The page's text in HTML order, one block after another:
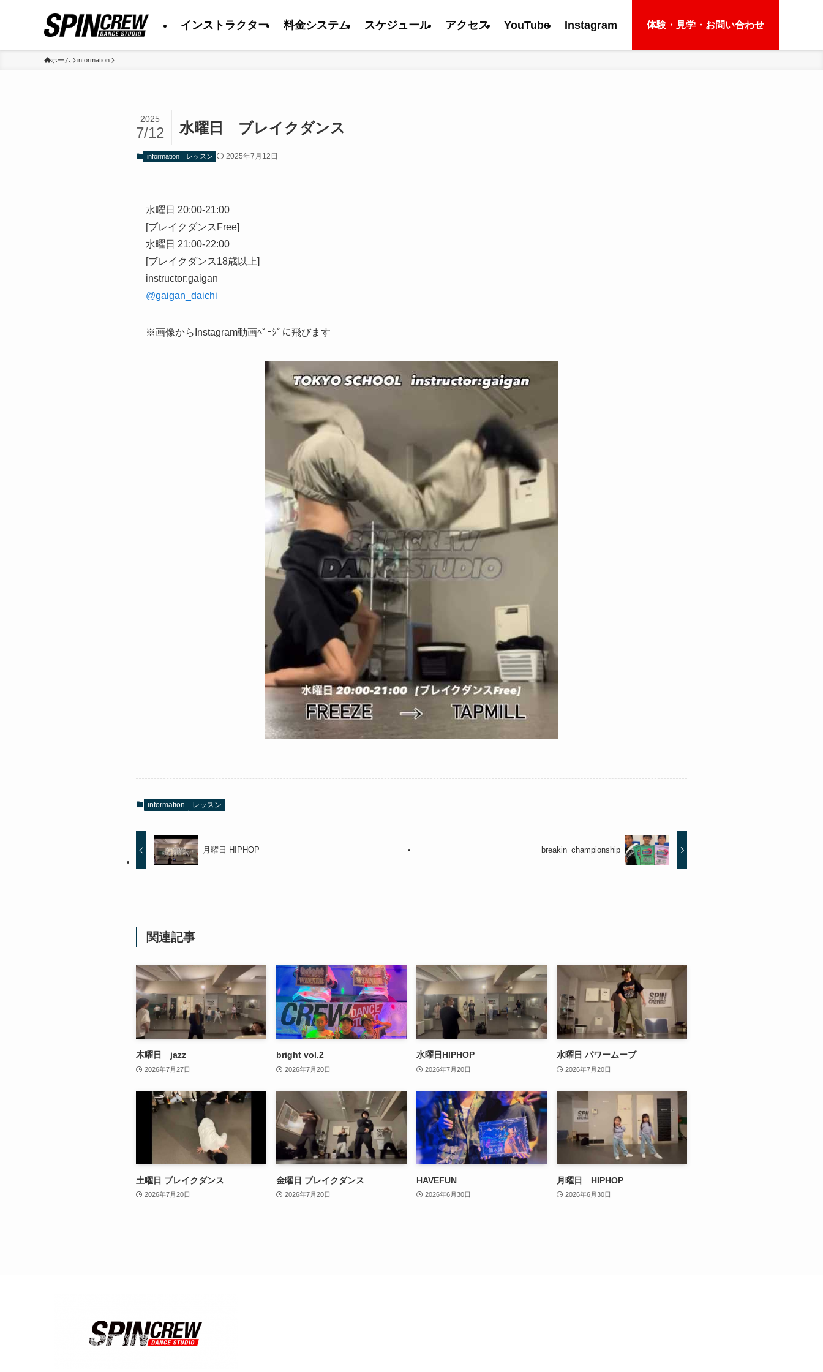
インストラクター 料金システム スケジュール アクセス YouTube Instagram 体験・見学・お問い合わせ
ホーム information
水曜日 ブレイクダンス
2025
7/12
information レッスン 2025年7月12日
水曜日 20:00-21:00
[ブレイクダンスFree]
水曜日 21:00-22:00
[ブレイクダンス18歳以上]
instructor:gaigan
@gaigan_daichi
※画像からInstagram動画ﾍﾟｰｼﾞに飛びます
information レッスン
月曜日 HIPHOP breakin_championship
関連記事
木曜日 jazz
2026年7月27日
bright vol.2
2026年7月20日
水曜日HIPHOP
2026年7月20日
水曜日 パワームーブ
2026年7月20日
土曜日 ブレイクダンス
2026年7月20日
金曜日 ブレイクダンス
2026年7月20日
HAVEFUN
2026年6月30日
月曜日 HIPHOP
2026年6月30日